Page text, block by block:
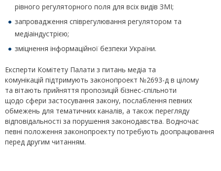
рівного регуляторного поля для всіх видів ЗМІ;
запровадження співрегулювання регулятором та
медіаіндустрією;
зміцнення інформаційної безпеки України.
Експерти Комітету Палати з питань медіа та
комунікацій підтримують законопроект №2693-д в цілому
та вітають прийняття пропозицій бізнес-спільноти
щодо сфери застосування закону, послаблення певних
обмежень для тематичних каналів, а також перегляду
відповідальності за порушення законодавства. Водночас
певні положення законопроекту потребують доопрацювання
перед другим читанням.